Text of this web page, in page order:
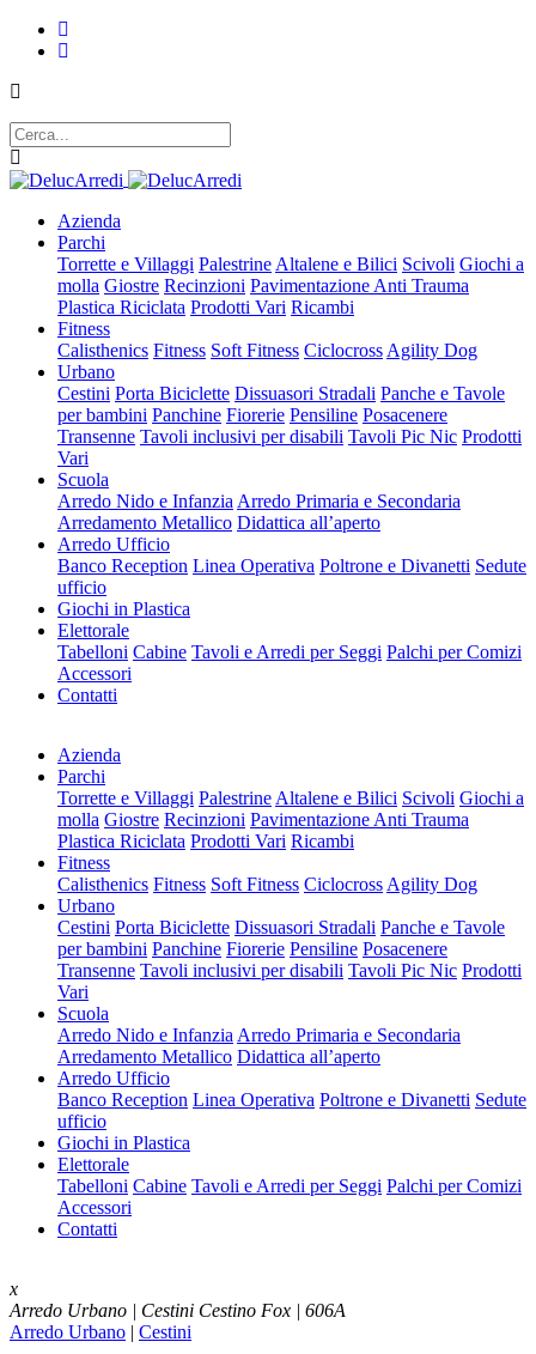
Azienda
Parchi
Torrette e Villaggi Palestrine Altalene e Bilici Scivoli Giochi a
molla Giostre Recinzioni Pavimentazione Anti Trauma
Plastica Riciclata Prodotti Vari Ricambi
Fitness
Calisthenics Fitness Soft Fitness Ciclocross Agility Dog
Urbano
Cestini Porta Biciclette Dissuasori Stradali Panche e Tavole
per bambini Panchine Fiorerie Pensiline Posacenere
Transenne Tavoli inclusivi per disabili Tavoli Pic Nic Prodotti
Vari
Scuola
Arredo Nido e Infanzia Arredo Primaria e Secondaria
Arredamento Metallico Didattica all’aperto
Arredo Ufficio
Banco Reception Linea Operativa Poltrone e Divanetti Sedute
ufficio
Giochi in Plastica
Elettorale
Tabelloni Cabine Tavoli e Arredi per Seggi Palchi per Comizi
Accessori
Contatti
Azienda
Parchi
Torrette e Villaggi Palestrine Altalene e Bilici Scivoli Giochi a
molla Giostre Recinzioni Pavimentazione Anti Trauma
Plastica Riciclata Prodotti Vari Ricambi
Fitness
Calisthenics Fitness Soft Fitness Ciclocross Agility Dog
Urbano
Cestini Porta Biciclette Dissuasori Stradali Panche e Tavole
per bambini Panchine Fiorerie Pensiline Posacenere
Transenne Tavoli inclusivi per disabili Tavoli Pic Nic Prodotti
Vari
Scuola
Arredo Nido e Infanzia Arredo Primaria e Secondaria
Arredamento Metallico Didattica all’aperto
Arredo Ufficio
Banco Reception Linea Operativa Poltrone e Divanetti Sedute
ufficio
Giochi in Plastica
Elettorale
Tabelloni Cabine Tavoli e Arredi per Seggi Palchi per Comizi
Accessori
Contatti
x
Arredo Urbano | Cestini Cestino Fox | 606A
Arredo Urbano | Cestini